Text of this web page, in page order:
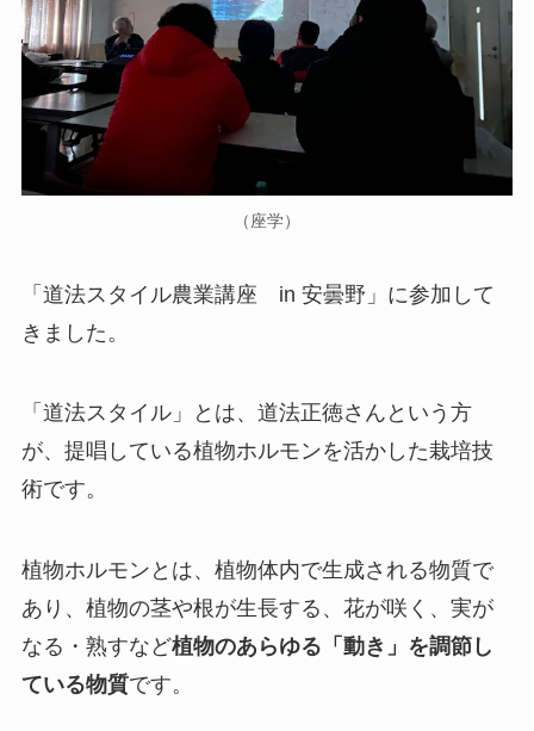
（座学）
「道法スタイル農業講座 in 安曇野」に参加して
きました。
「道法スタイル」とは、道法正徳さんという方
が、提唱している植物ホルモンを活かした栽培技
術です。
植物ホルモンとは、植物体内で生成される物質で
あり、植物の茎や根が生長する、花が咲く、実が
なる・熟すなど植物のあらゆる「動き」を調節し
ている物質です。